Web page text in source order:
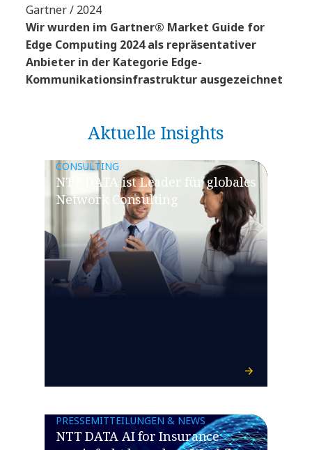
Gartner / 2024
Wir wurden im Gartner® Market Guide for
Edge Computing 2024 als repräsentativer
Anbieter in der Kategorie Edge-
Kommunikationsinfrastruktur ausgezeichnet
Aktuelle Insights
CONSULTING
NTT DATA ist Leader für globales
Network Consulting
PRESSEMITTEILUNGEN & NEWS
NTT DATA AI for Insurance